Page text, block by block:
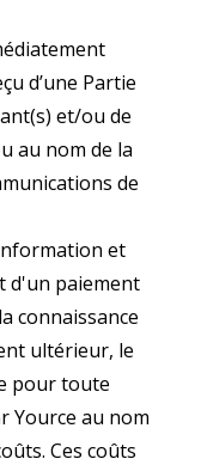
d’une Partie
et/ou de
au nom de la
de
et
d'un paiement
connaissance
ultérieur, le
pour toute
Yource au nom
Ces coûts